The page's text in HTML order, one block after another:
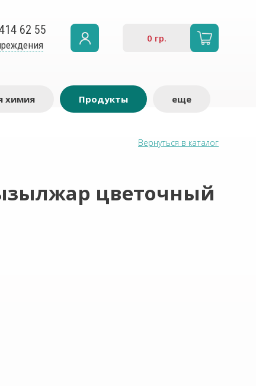
62 55
0 гр.
химия Продукты еще
Вернуться в каталог
цветочный